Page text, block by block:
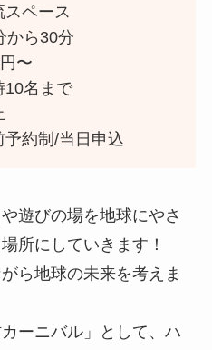
ペース
から30分
〜
名まで
約制/当日申込
遊びの場を地球にやさ
所にしていきます！
ら地球の未来を考えま
ーニバル」として、ハ